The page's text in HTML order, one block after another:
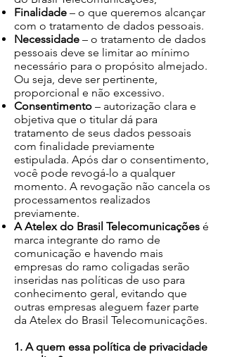
Finalidade – o que queremos alcançar
com o tratamento de dados pessoais.
Necessidade – o tratamento de dados
pessoais deve se limitar ao mínimo
necessário para o propósito almejado.
Ou seja, deve ser pertinente,
proporcional e não excessivo.
Consentimento – autorização clara e
objetiva que o titular dá para
tratamento de seus dados pessoais
com finalidade previamente
estipulada. Após dar o consentimento,
você pode revogá-lo a qualquer
momento. A revogação não cancela os
processamentos realizados
previamente.
A Atelex do Brasil Telecomunicações é
marca integrante do ramo de
comunicação e havendo mais
empresas do ramo coligadas serão
inseridas nas políticas de uso para
conhecimento geral, evitando que
outras empresas aleguem fazer parte
da Atelex do Brasil Telecomunicações.
1. A quem essa política de privacidade